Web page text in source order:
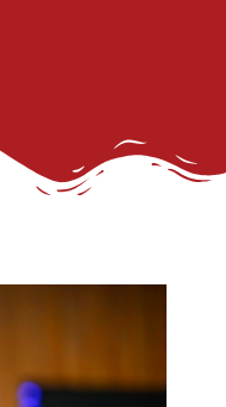
Sabe Quem Foi Floripis
GGB Divulga Nota de Repúdio Contra ALBA